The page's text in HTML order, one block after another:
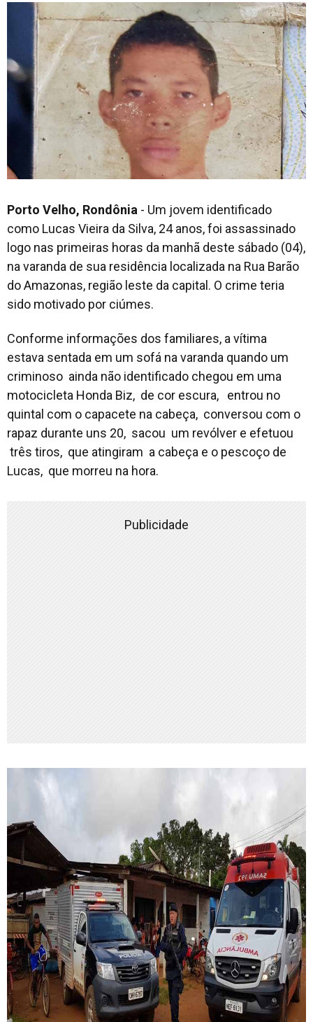
Porto Velho, Rondônia - Um jovem identificado
como Lucas Vieira da Silva, 24 anos, foi assassinado
logo nas primeiras horas da manhã deste sábado (04),
na varanda de sua residência localizada na Rua Barão
do Amazonas, região leste da capital. O crime teria
sido motivado por ciúmes.
Conforme informações dos familiares, a vítima
estava sentada em um sofá na varanda quando um
criminoso ainda não identificado chegou em uma
motocicleta Honda Biz, de cor escura, entrou no
quintal com o capacete na cabeça, conversou com o
rapaz durante uns 20, sacou um revólver e efetuou
três tiros, que atingiram a cabeça e o pescoço de
Lucas, que morreu na hora.
Publicidade